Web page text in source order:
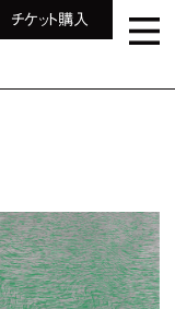
チケット購入